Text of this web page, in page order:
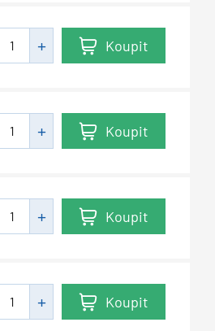
Koupit
Koupit
Koupit
Koupit